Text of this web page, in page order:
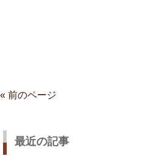
« 前のページ
最近の記事